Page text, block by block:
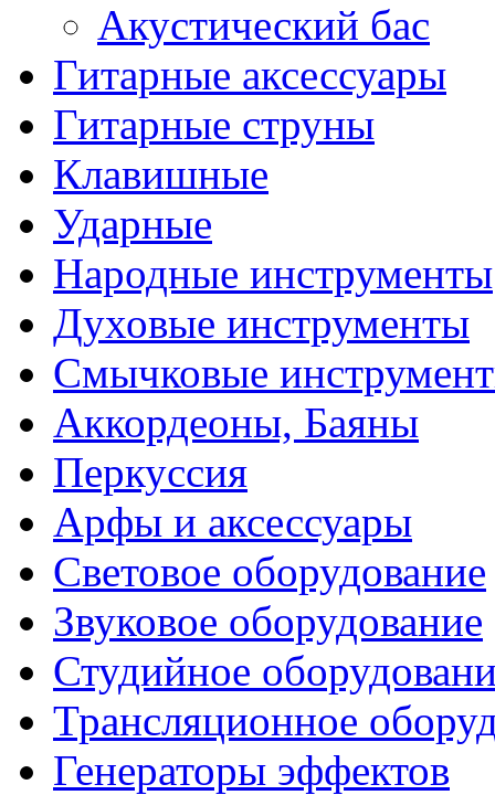
Акустический бас
Гитарные аксессуары
Гитарные струны
Клавишные
Ударные
Народные инструменты
Духовые инструменты
Смычковые
Аккордеоны, Баяны
Перкуссия
Арфы и аксессуары
Световое оборудование
Звуковое оборудование
Студийное
Трансляционное
Генераторы эффектов